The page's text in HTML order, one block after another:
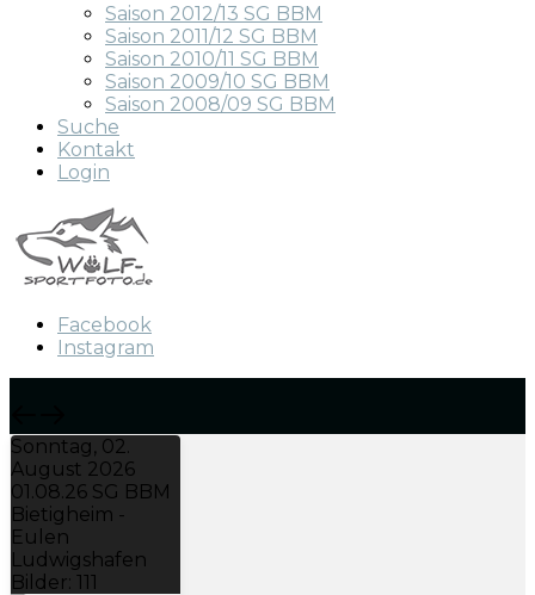
Saison 2012/13 SG BBM
Saison 2011/12 SG BBM
Saison 2010/11 SG BBM
Saison 2009/10 SG BBM
Saison 2008/09 SG BBM
Suche
Kontakt
Login
Facebook
Instagram
Sonntag, 02.
August 2026
01.08.26 SG BBM
Bietigheim -
Eulen
Ludwigshafen
Bilder: 111